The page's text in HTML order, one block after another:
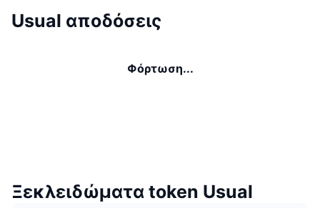
Usual αποδόσεις
Φόρτωση...
Ξεκλειδώματα token Usual